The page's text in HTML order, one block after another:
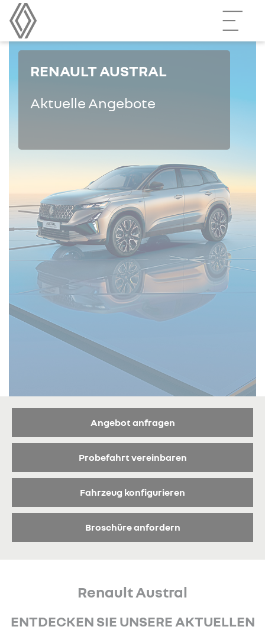
RENAULT AUSTRAL
Aktuelle Angebote
Angebot anfragen
Probefahrt vereinbaren
Fahrzeug konfigurieren
Broschüre anfordern
Renault Austral
ENTDECKEN SIE UNSERE AKTUELLEN